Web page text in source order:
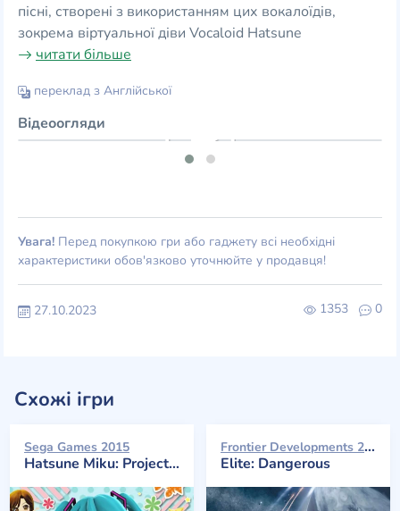
пісні, створені з використанням цих вокалоїдів,
зокрема віртуальної діви Vocaloid Hatsune
читати більше
переклад з Англійської
Відеоогляди
Увага! Перед покупкою гри або гаджету всі необхідні
характеристики обов'язково уточнюйте у продавця!
1353 0
27.10.2023
Схожі ігри
Sega Games 2015
Hatsune Miku: Project Mirai DX
Frontier Developments 2014
Elite: Dangerous